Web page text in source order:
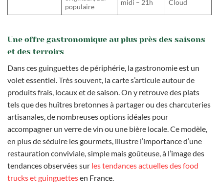
populaire
midi – 21h
Cloud
Une offre gastronomique au plus près des saisons
et des terroirs
Dans ces guinguettes de périphérie, la gastronomie est un
volet essentiel. Très souvent, la carte s’articule autour de
produits frais, locaux et de saison. On y retrouve des plats
tels que des huîtres bretonnes à partager ou des charcuteries
artisanales, de nombreuses options idéales pour
accompagner un verre de vin ou une bière locale. Ce modèle,
en plus de séduire les gourmets, illustre l’importance d’une
restauration conviviale, simple mais goûteuse, à l’image des
tendances observées sur les tendances actuelles des food
trucks et guinguettesen France.